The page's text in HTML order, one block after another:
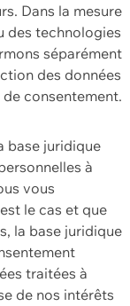
Dans la mesure
des technologies
séparément
des données
consentement.
base juridique
à
vous
le cas et que
la base juridique
traitées à
de nos intérêts